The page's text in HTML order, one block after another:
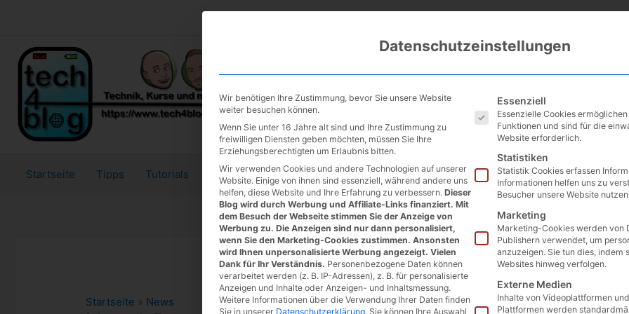
Startseite Tipps Tutorials Tests
Startseite » News
Datenschutzeinstellungen
Wir benötigen Ihre Zustimmung, bevor Sie unsere Website
weiter besuchen können.
Wenn Sie unter 16 Jahre alt sind und Ihre Zustimmung zu
freiwilligen Diensten geben möchten, müssen Sie Ihre
Erziehungsberechtigten um Erlaubnis bitten.
Wir verwenden Cookies und andere Technologien auf unserer
Website. Einige von ihnen sind essenziell, während andere uns
helfen, diese Website und Ihre Erfahrung zu verbessern. Dieser
Blog wird durch Werbung und Affiliate-Links finanziert. Mit
dem Besuch der Webseite stimmen Sie der Anzeige von
Werbung zu. Die Anzeigen sind nur dann personalisiert,
wenn Sie den Marketing-Cookies zustimmen. Ansonsten
wird Ihnen unpersonalisierte Werbung angezeigt. Vielen
Dank für Ihr Verständnis. Personenbezogene Daten können
verarbeitet werden (z. B. IP-Adressen), z. B. für personalisierte
Anzeigen und Inhalte oder Anzeigen- und Inhaltsmessung.
Weitere Informationen über die Verwendung Ihrer Daten finden
Sie in unserer Datenschutzerklärung. Sie können Ihre Auswahl
Es folgt eine Liste der
Essenziell
Essenzielle Cookies
Funktionen und sind für die
Website erforderlich.
Statistiken
Statistik Cookies erfassen
Informationen helfen uns zu
Besucher unsere Website
Marketing
Marketing-Cookies werden von
Publishern verwendet, um
anzuzeigen. Sie tun dies, indem
Websites hinweg verfolgen.
Externe Medien
Inhalte von Videoplattformen
Plattformen werden